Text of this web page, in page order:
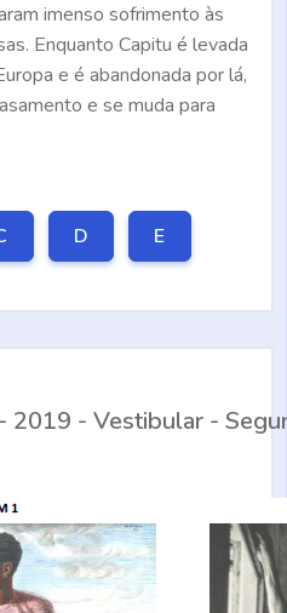
imenso sofrimento às
Enquanto Capitu é levada
e é abandonada por lá,
e se muda para
D E
2019 - Vestibular -